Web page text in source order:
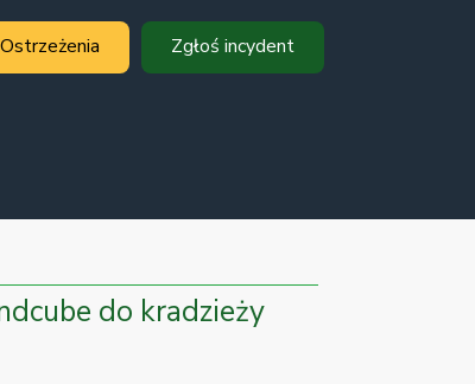
Ostrzeżenia Zgłoś incydent
do kradzieży